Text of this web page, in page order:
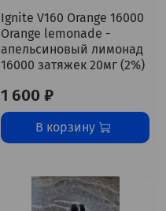
Ignite V160 Orange 16000
Orange lemonade -
апельсиновый лимонад
16000 затяжек 20мг (2%)
1 600 ₽
В корзину